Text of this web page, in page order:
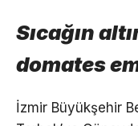
Sıcağın
domates
İzmir Büyükşehir